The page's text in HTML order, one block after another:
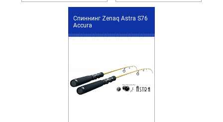
Спиннинг Zenaq Astra S76
Accura